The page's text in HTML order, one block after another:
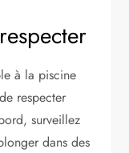
à la piscine
respecter
surveillez
dans des